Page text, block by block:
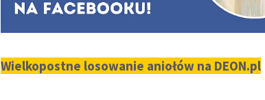
Wielkopostne losowanie aniołów na DEON.pl